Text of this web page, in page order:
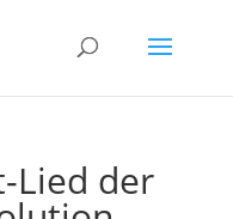
Lied der